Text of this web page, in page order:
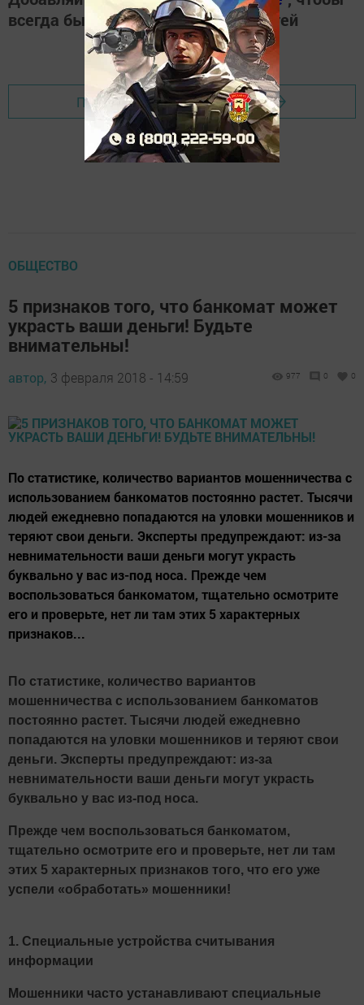
всегда быть в курсе свежих новостей
Перейти на страницу новости
ОБЩЕСТВО
5 признаков того, что банкомат может
украсть ваши деньги! Будьте
внимательны!
автор, 3 февраля 2018 - 14:59 977 0 0
По статистике, количество вариантов мошенничества с
использованием банкоматов постоянно растет. Тысячи
людей ежедневно попадаются на уловки мошенников и
теряют свои деньги. Эксперты предупреждают: из-за
невнимательности ваши деньги могут украсть
буквально у вас из-под носа. Прежде чем
воспользоваться банкоматом, тщательно осмотрите
его и проверьте, нет ли там этих 5 характерных
признаков...
По статистике, количество вариантов
мошенничества с использованием банкоматов
постоянно растет. Тысячи людей ежедневно
попадаются на уловки мошенников и теряют свои
деньги. Эксперты предупреждают: из-за
невнимательности ваши деньги могут украсть
буквально у вас из-под носа.
Прежде чем воспользоваться банкоматом,
тщательно осмотрите его и проверьте, нет ли там
этих 5 характерных признаков того, что его уже
успели «обработать» мошенники!
1. Специальные устройства считывания
информации
Мошенники часто устанавливают специальные